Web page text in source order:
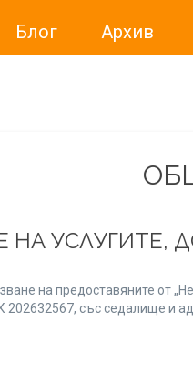
Блог Архив
НА УСЛУГИТЕ,
на предоставяните от
със седалище и